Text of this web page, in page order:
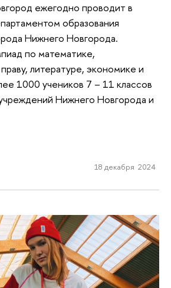
ежегодно проводит в
образования
Нижнего Новгорода.
по математике,
литературе, экономике и
1000 учеников 7 – 11 классов
Нижнего Новгорода и
18 декабря 2024